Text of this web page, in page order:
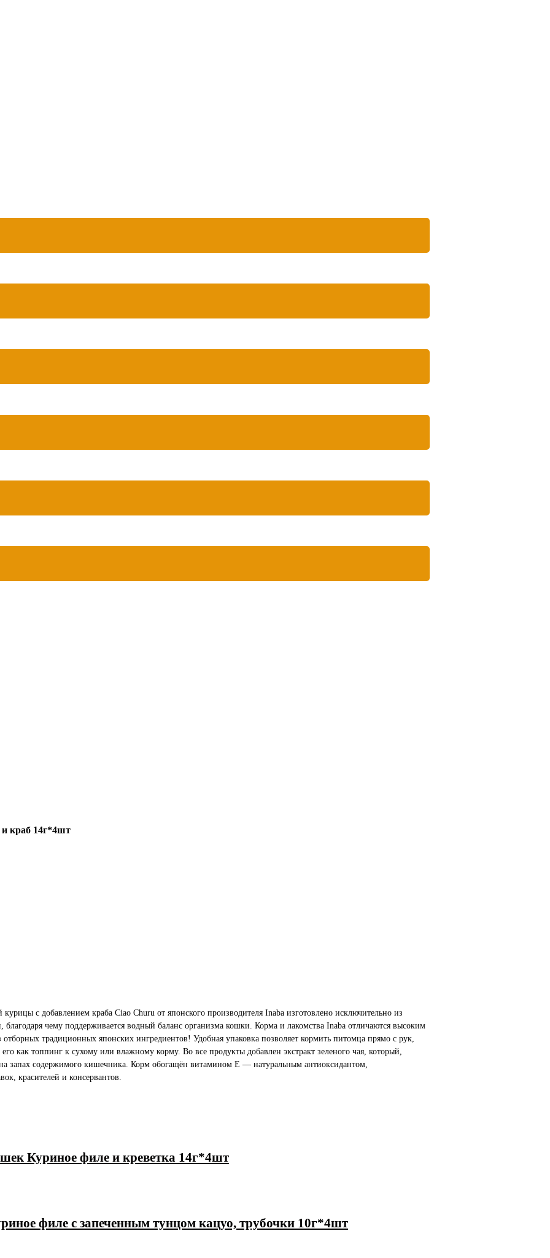
краб 14г*4шт
с добавлением краба Ciao Churu от японского производителя Inaba изготовлено исключительно из
чему поддерживается водный баланс организма кошки. Корма и лакомства Inaba отличаются высоким
традиционных японских ингредиентов! Удобная упаковка позволяет кормить питомца прямо с рук,
как топпинг к сухому или влажному корму. Во все продукты добавлен экстракт зеленого чая, который,
запах содержимого кишечника. Корм обогащён витамином Е — натуральным антиоксидантом,
красителей и консервантов.
Куриное филе и креветка 14г*4шт
филе с запеченным тунцом кацуо, трубочки 10г*4шт